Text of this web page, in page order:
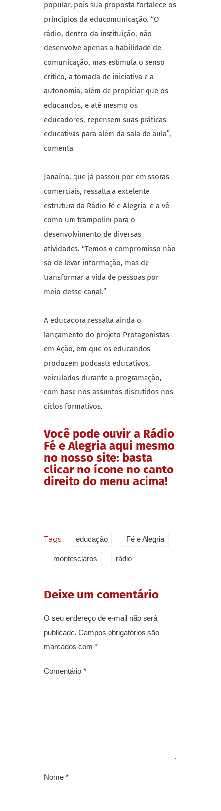
popular, pois sua proposta fortalece os
princípios da educomunicação. “O
rádio, dentro da instituição, não
desenvolve apenas a habilidade de
comunicação, mas estimula o senso
crítico, a tomada de iniciativa e a
autonomia, além de propiciar que os
educandos, e até mesmo os
educadores, repensem suas práticas
educativas para além da sala de aula”,
comenta.
Janaína, que já passou por emissoras
comerciais, ressalta a excelente
estrutura da Rádio Fé e Alegria, e a vê
como um trampolim para o
desenvolvimento de diversas
atividades. “Temos o compromisso não
só de levar informação, mas de
transformar a vida de pessoas por
meio desse canal.”
A educadora ressalta ainda o
lançamento do projeto Protagonistas
em Ação, em que os educandos
produzem podcasts educativos,
veiculados durante a programação,
com base nos assuntos discutidos nos
ciclos formativos.
Você pode ouvir a Rádio
Fé e Alegria aqui mesmo
no nosso site: basta
clicar no ícone no canto
direito do menu acima!
Tags : educação Fé e Alegria
montesclaros rádio
Deixe um comentário
O seu endereço de e-mail não será
publicado. Campos obrigatórios são
marcados com *
Comentário *
Nome *